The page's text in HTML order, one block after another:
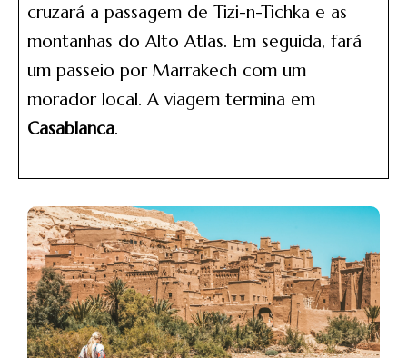
cruzará a passagem de Tizi-n-Tichka e as
montanhas do Alto Atlas. Em seguida, fará
um passeio por Marrakech com um
morador local. A viagem termina em
Casablanca.